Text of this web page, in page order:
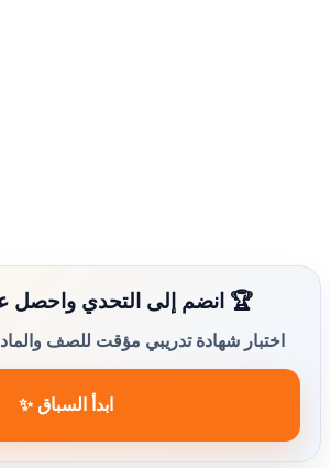
🏆 انضم إلى التحدي واحصل
اختبار شهادة تدريبي مؤقت للصف
ابدأ السباق ✨